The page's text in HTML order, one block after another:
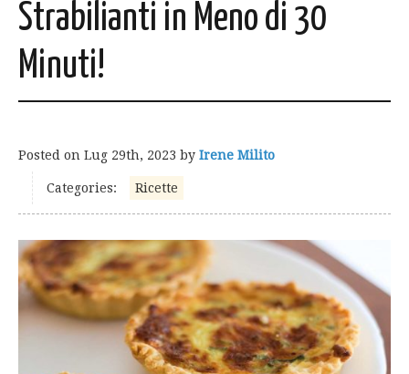
Strabilianti in Meno di 30
Minuti!
Posted on Lug 29th, 2023 by Irene Milito
Categories: Ricette